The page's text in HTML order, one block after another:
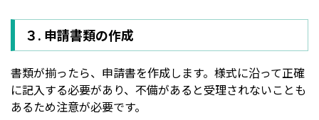
３. 申請書類の作成
書類が揃ったら、申請書を作成します。様式に沿って正確
に記入する必要があり、不備があると受理されないことも
あるため注意が必要です。